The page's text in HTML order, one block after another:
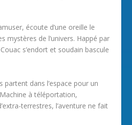
écoute d’une oreille le
mystères de l’univers. Happé par
s’endort et soudain bascule
partent dans l’espace pour un
à téléportation,
terrestres, l’aventure ne fait